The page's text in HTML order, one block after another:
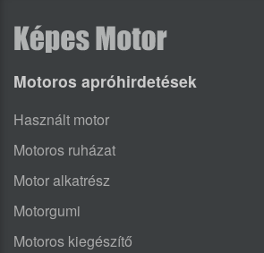
Motoros apróhirdetések
Használt motor
Motoros ruházat
Motor alkatrész
Motorgumi
Motoros kiegészítő